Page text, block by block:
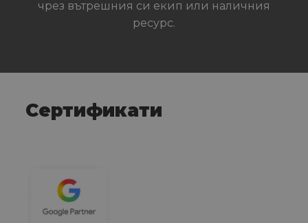
чрез вътрешния си екип или наличния
ресурс.
Сертификати